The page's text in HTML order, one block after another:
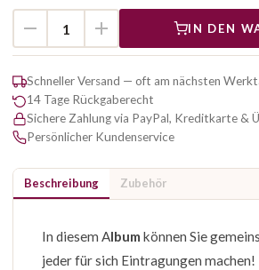
IN DEN
Schneller Versand — oft am nächsten
14 Tage Rückgaberecht
Sichere Zahlung via PayPal, Kreditkarte &
Persönlicher Kundenservice
Beschreibung Zubehör
In diesem Album können Sie
jeder für sich Eintragungen machen!